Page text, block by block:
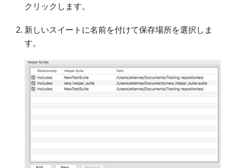
クリックします。
新しいスイートに名前を付けて保存場所を選択しま
す。